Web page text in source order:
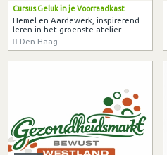
Cursus Geluk in je Voorraadkast
Hemel en Aardewerk, inspirerend
leren in het groenste atelier
Den Haag